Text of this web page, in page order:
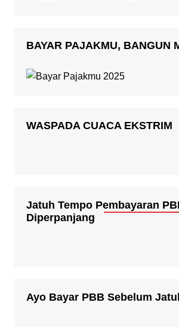
BAYAR PAJAKMU, BANGUN
WASPADA CUACA EKSTRIM
Jatuh Tempo Pembayaran
Diperpanjang
Ayo Bayar PBB Sebelum